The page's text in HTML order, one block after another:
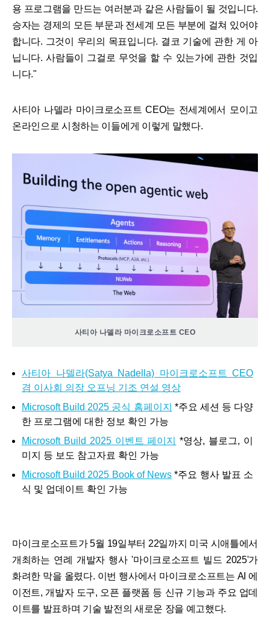
용 프로그램을 만드는 여러분과 같은 사람들이 될 것입니다.
승자는 경제의 모든 부문과 전세계 모든 부분에 걸쳐 있어야
합니다. 그것이 우리의 목표입니다. 결코 기술에 관한 게 아
닙니다. 사람들이 그걸로 무엇을 할 수 있는가에 관한 것입
니다."
사티아 나델라 마이크로소프트 CEO는 전세계에서 모이고
온라인으로 시청하는 이들에게 이렇게 말했다.
사티아 나델라 마이크로소프트 CEO
사티아 나델라(Satya Nadella) 마이크로소프트 CEO
겸 이사회 의장 오프닝 기조 연설 영상
Microsoft Build 2025 공식 홈페이지 *주요 세션 등 다양
한 프로그램에 대한 정보 확인 가능
Microsoft Build 2025 이벤트 페이지
*영상, 블로그, 이
미지 등 보도 참고자료 확인 가능
Microsoft Build 2025 Book of News *주요 행사 발표 소
식 및 업데이트 확인 가능
마이크로소프트가 5월 19일부터 22일까지 미국 시애틀에서
개최하는 연례 개발자 행사 '마이크로소프트 빌드 2025'가
화려한 막을 올렸다. 이번 행사에서 마이크로소프트는 AI 에
이전트, 개발자 도구, 오픈 플랫폼 등 신규 기능과 주요 업데
이트를 발표하며 기술 발전의 새로운 장을 예고했다.